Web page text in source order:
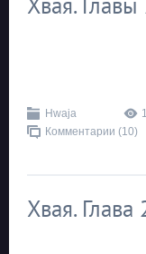
Hwaja
Комментарии (10)
Хвая. Глава